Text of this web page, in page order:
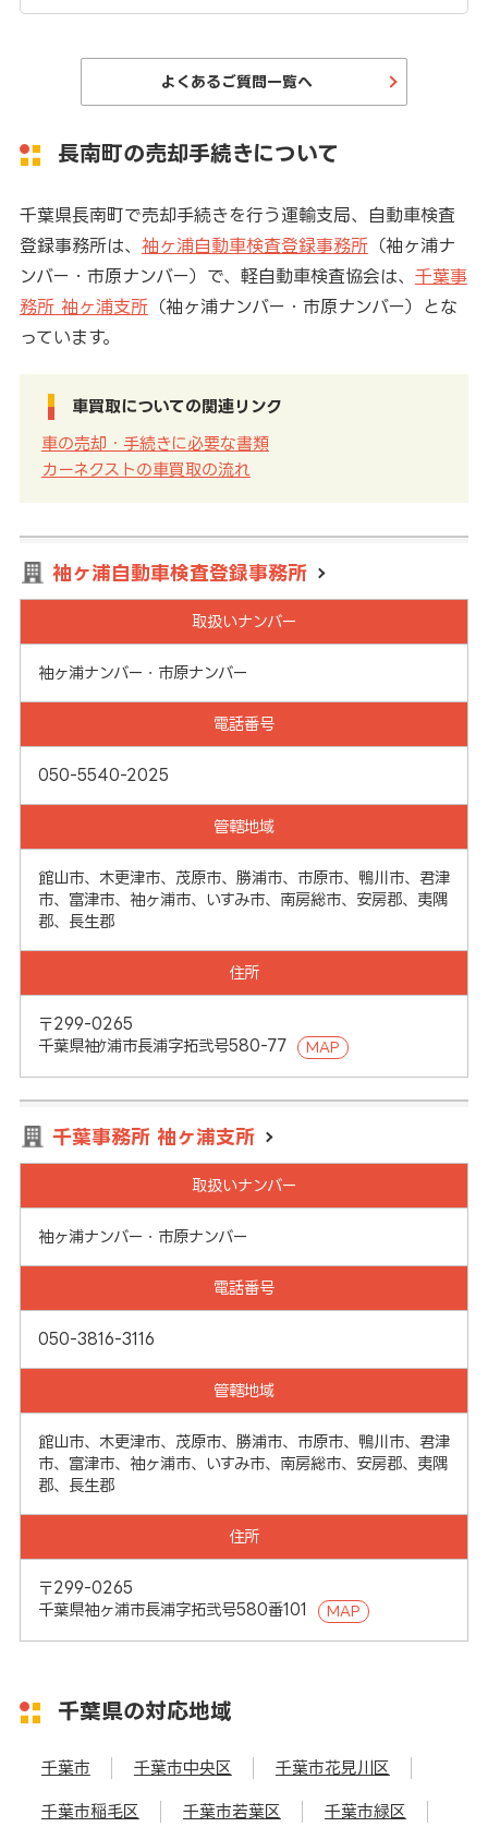
よくあるご質問一覧へ
長南町の売却手続きについて
千葉県長南町で売却手続きを行う運輸支局、自動車検査
登録事務所は、 袖ヶ浦自動車検査登録事務所（袖ヶ浦ナ
ンバー・市原ナンバー）で、軽自動車検査協会は、 千葉事
務所 袖ヶ浦支所（袖ヶ浦ナンバー・市原ナンバー）とな
っています。
車買取についての関連リンク
車の売却・手続きに必要な書類
カーネクストの車買取の流れ
袖ヶ浦自動車検査登録事務所
取扱いナンバー
袖ヶ浦ナンバー・市原ナンバー
電話番号
050-5540-2025
管轄地域
館山市、木更津市、茂原市、勝浦市、市原市、鴨川市、君津
市、富津市、袖ヶ浦市、いすみ市、南房総市、安房郡、夷隅
郡、長生郡
住所
〒299-0265
千葉県袖ｹ浦市長浦字拓弐号580-77
MAP
千葉事務所 袖ヶ浦支所
取扱いナンバー
袖ヶ浦ナンバー・市原ナンバー
電話番号
050-3816-3116
管轄地域
館山市、木更津市、茂原市、勝浦市、市原市、鴨川市、君津
市、富津市、袖ヶ浦市、いすみ市、南房総市、安房郡、夷隅
郡、長生郡
住所
〒299-0265
千葉県袖ヶ浦市長浦字拓弐号580番101
MAP
千葉県の対応地域
千葉市 千葉市中央区 千葉市花見川区
千葉市稲毛区 千葉市若葉区 千葉市緑区